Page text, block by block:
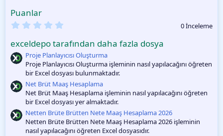
Puanlar
0
O
y
l
a
m
a
0 İnceleme
exceldepo tarafından daha fazla dosya
Proje Planlayıcısı Oluşturma
Proje Planlayıcısı Oluşturma işleminin nasıl yapılacağını öğreten
bir Excel dosyası bulunmaktadır.
Net Brüt Maaş Hesaplama
Net Brüt Maaş Hesaplama işleminin nasıl yapılacağını öğreten
bir Excel dosyası yer almaktadır.
Netten Brüte Brütten Nete Maaş Hesaplama 2026
Netten Brüte Brütten Nete Maaş Hesaplama 2026 işleminin
nasıl yapılacağını öğreten Excel dosyasıdır.